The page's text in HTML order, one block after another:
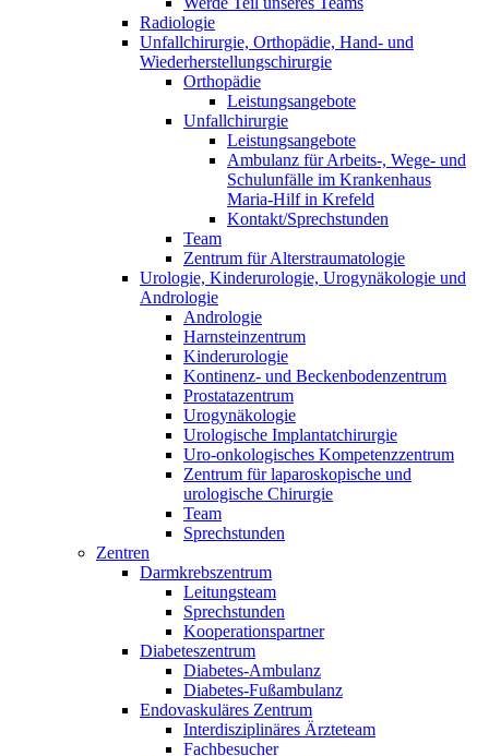
Radiologie
Unfallchirurgie, Orthopädie, Hand- und
Wiederherstellungschirurgie
Orthopädie
Leistungsangebote
Unfallchirurgie
Leistungsangebote
Ambulanz für Arbeits-, Wege- und
Schulunfälle im Krankenhaus
Maria-Hilf in Krefeld
Kontakt/Sprechstunden
Team
Zentrum für Alterstraumatologie
Urologie, Kinderurologie, Urogynäkologie und
Andrologie
Andrologie
Harnsteinzentrum
Kinderurologie
Kontinenz- und Beckenbodenzentrum
Prostatazentrum
Urogynäkologie
Urologische Implantatchirurgie
Uro-onkologisches Kompetenzzentrum
Zentrum für laparoskopische und
urologische Chirurgie
Team
Sprechstunden
Zentren
Darmkrebszentrum
Leitungsteam
Sprechstunden
Kooperationspartner
Diabeteszentrum
Diabetes-Ambulanz
Diabetes-Fußambulanz
Endovaskuläres Zentrum
Interdisziplinäres Ärzteteam
Fachbesucher